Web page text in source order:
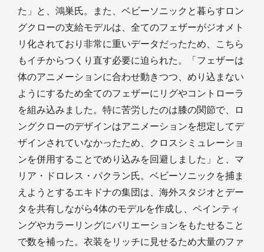
た」と、鴻巣氏。また、ベビーソニックと暮らすロン
グクローの支給モデルは、全てのフェザーがジオメト
リ化されており非常に重いデータだったため、こちら
もイチからつくり直す必要に迫られた。「フェザーは
体のアニメーションに合わせ動きつつ、めり込まない
ようにするため全てのフェザーにリグやコントローラ
を組み込みました。特に苦労したのは膝の関節で、ロ
ングクローのデザインはアニメーションを想定してデ
ザインされていなかったため、クロスシミュレーショ
ンを併用することでめり込みを回避しました」と、マ
リア・ドロレス・パクラン氏。ベビーソニックを捕ま
えようとするエキドナの集団は、海外スタジオとデー
タを共有しながら4体のモデルを作成し、ペインティ
ングやカラーリングにバリエーションをもたせること
で数を補った。衣装をリッチに見せるため大量のファ